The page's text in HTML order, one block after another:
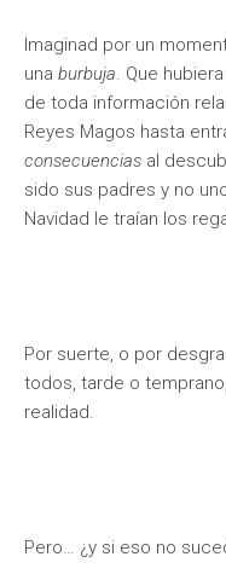
Imaginad por un
una burbuja. Que
de toda información
Reyes Magos hasta
consecuencias al
sido sus padres y no
Navidad le traían los
Por suerte, o por
todos, tarde o
realidad.
Pero… ¿y si eso no